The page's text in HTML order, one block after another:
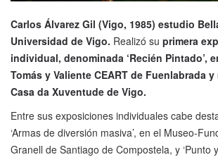
Carlos Álvarez Gil (Vigo, 1985) estudio
Universidad de Vigo. Realizó su primera
individual, denominada ‘Recién Pintado’,
Tomás y Valiente CEART de Fuenlabrada
Casa da Xuventude de Vigo.
Entre sus exposiciones individuales cabe
‘Armas de diversión masiva’, en el Museo-
Granell de Santiago de Compostela, y ‘Punto